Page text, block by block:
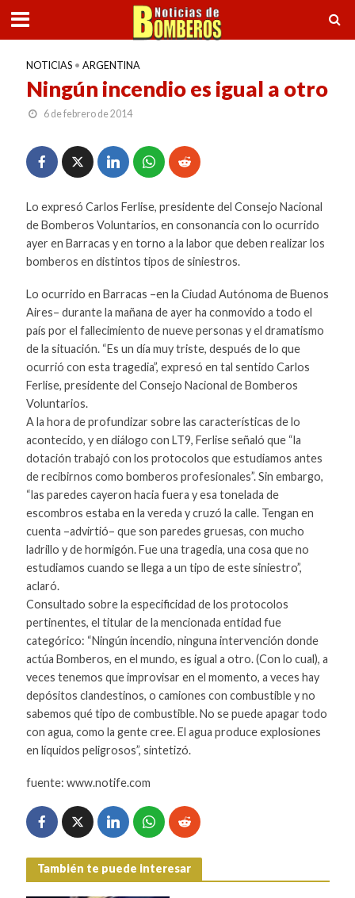
NOTICIAS • ARGENTINA
Ningún incendio es igual a otro
6 de febrero de 2014
Lo expresó Carlos Ferlise, presidente del Consejo Nacional
de Bomberos Voluntarios, en consonancia con lo ocurrido
ayer en Barracas y en torno a la labor que deben realizar los
bomberos en distintos tipos de siniestros.
Lo ocurrido en Barracas –en la Ciudad Autónoma de Buenos
Aires– durante la mañana de ayer ha conmovido a todo el
país por el fallecimiento de nueve personas y el dramatismo
de la situación. “Es un día muy triste, después de lo que
ocurrió con esta tragedia”, expresó en tal sentido Carlos
Ferlise, presidente del Consejo Nacional de Bomberos
Voluntarios.
A la hora de profundizar sobre las características de lo
acontecido, y en diálogo con LT9, Ferlise señaló que “la
dotación trabajó con los protocolos que estudiamos antes
de recibirnos como bomberos profesionales”. Sin embargo,
“las paredes cayeron hacia fuera y esa tonelada de
escombros estaba en la vereda y cruzó la calle. Tengan en
cuenta –advirtió– que son paredes gruesas, con mucho
ladrillo y de hormigón. Fue una tragedia, una cosa que no
estudiamos cuando se llega a un tipo de este siniestro”,
aclaró.
Consultado sobre la especificidad de los protocolos
pertinentes, el titular de la mencionada entidad fue
categórico: “Ningún incendio, ninguna intervención donde
actúa Bomberos, en el mundo, es igual a otro. (Con lo cual), a
veces tenemos que improvisar en el momento, a veces hay
depósitos clandestinos, o camiones con combustible y no
sabemos qué tipo de combustible. No se puede apagar todo
con agua, como la gente cree. El agua produce explosiones
en líquidos peligrosos”, sintetizó.
fuente: www.notife.com
También te puede interesar